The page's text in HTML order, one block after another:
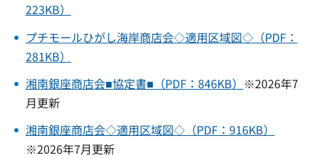
223KB）
プチモールひがし海岸商店会◇適用区域図◇（PDF：
281KB）
湘南銀座商店会■協定書■（PDF：846KB） ※2026年7
月更新
湘南銀座商店会◇適用区域図◇（PDF：916KB）
※2026年7月更新